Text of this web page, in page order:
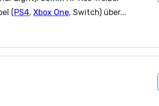
(PS4, Xbox One, Switch) über...